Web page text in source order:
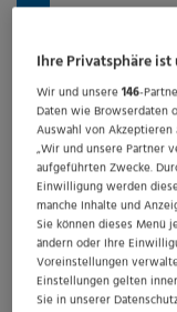
Suche
zu
speichern
gib
deine
Emailadresse
ein
Ich akzeptiere die
Jobs in
Ihre Privatsphäre
Wir und unsere146-
Daten wie Browserdaten
Auswahl von
„Wir und unsere Partner
aufgeführten Zwecke.
Einwilligung werden
manche Inhalte und
Sie können dieses Menü
ändern oder Ihre
Voreinstellungen
Einstellungen gelten
Sie in unserer